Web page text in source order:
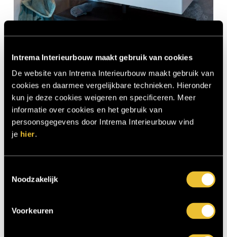
Intrema Interieurbouw maakt gebruik van cookies
De website van Intrema Interieurbouw maakt gebruik van
cookies en daarmee vergelijkbare technieken. Hieronder
kun je deze cookies weigeren en specificeren. Meer
informatie over cookies en het gebruik van
persoonsgegevens door Intrema Interieurbouw vind
je hier.
Noodzakelijk
Voorkeuren
Nieuwbouw villa Enschede 13 0
Nieuwbouw villa Enschede 12 0